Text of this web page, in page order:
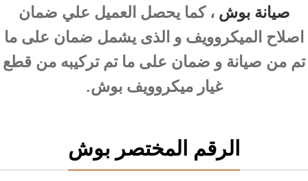
صيانة بوش ، كما يحصل العميل علي ضمان
اصلاح الميكروويف و الذى يشمل ضمان على ما
تم من صيانة و ضمان على ما تم تركيبه من قطع
غيار ميكروويف بوش.
الرقم المختصر بوش